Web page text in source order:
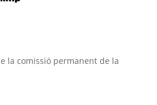
la comissió permanent de la